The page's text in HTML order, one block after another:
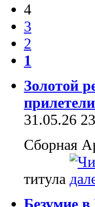
4
3
2
1
Золотой
31.05.26
Сборная
титула
Безумие